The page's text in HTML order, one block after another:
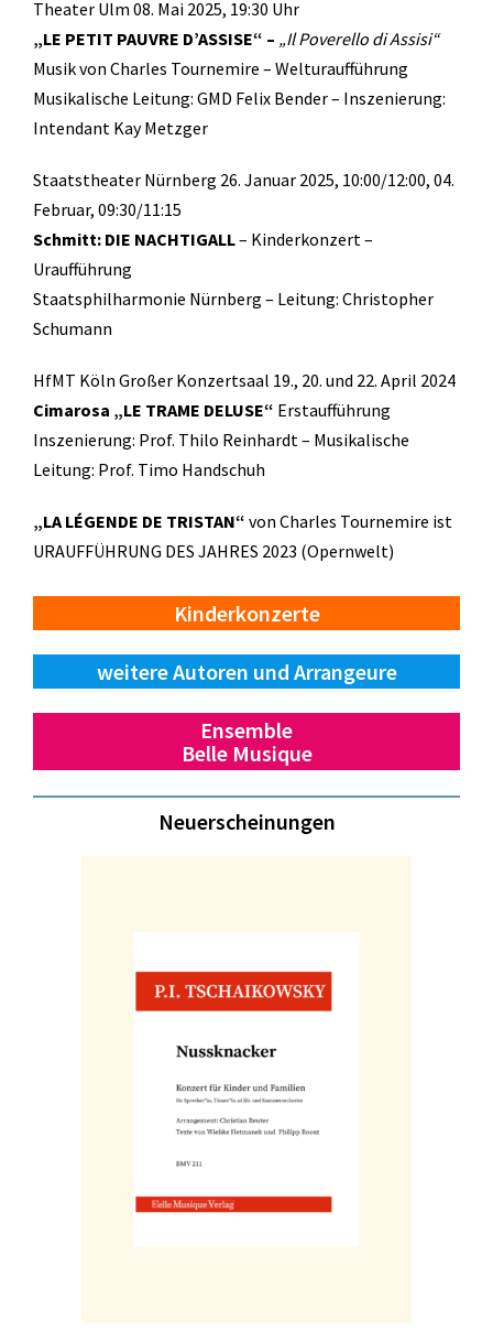
Theater Ulm 08. Mai 2025, 19:30 Uhr
„LE PETIT PAUVRE D’ASSISE“ – „Il Poverello di Assisi“
Musik von Charles Tournemire – Welturaufführung
Musikalische Leitung: GMD Felix Bender – Inszenierung:
Intendant Kay Metzger
Staatstheater Nürnberg 26. Januar 2025, 10:00/12:00, 04.
Februar, 09:30/11:15
Schmitt: DIE NACHTIGALL– Kinderkonzert –
Uraufführung
Staatsphilharmonie Nürnberg – Leitung: Christopher
Schumann
HfMT Köln Großer Konzertsaal 19., 20. und 22. April 2024
Cimarosa „LE TRAME DELUSE“ Erstaufführung
Inszenierung: Prof. Thilo Reinhardt – Musikalische
Leitung: Prof. Timo Handschuh
„LA LÉGENDE DE TRISTAN“ von Charles Tournemire ist
URAUFFÜHRUNG DES JAHRES 2023 (Opernwelt)
Kinderkonzerte
weitere Autoren und Arrangeure
Ensemble
Belle Musique
Neuerscheinungen